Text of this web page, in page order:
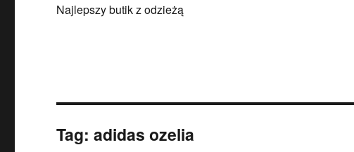
Najlepszy butik z odzieżą
Tag:adidas ozelia